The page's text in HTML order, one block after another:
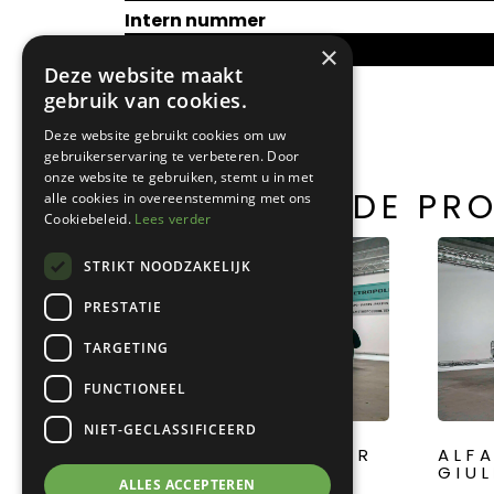
Intern nummer
GERELATEERDE
ROLLS-ROYCE SILVER
GHOST
×
Deze website maakt
gebruik van cookies.
Deze website gebruikt cookies om uw
gebruikerservaring te verbeteren. Door
onze website te gebruiken, stemt u in met
alle cookies in overeenstemming met ons
Cookiebeleid. Lees verder
STRIKT NOODZAKELIJK
PRESTATIE
TARGETING
FUNCTIONEEL
NIET-GECLASSIFICEERD
ALLES ACCEPTEREN